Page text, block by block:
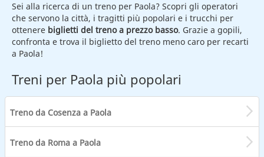
Sei alla ricerca di un treno per Paola? Scopri gli operatori
che servono la città, i tragitti più popolari e i trucchi per
ottenere biglietti del treno a prezzo basso. Grazie a gopili,
confronta e trova il biglietto del treno meno caro per recarti
a Paola!
Treni per Paola più popolari
Treno da Cosenza a Paola
Treno da Roma a Paola